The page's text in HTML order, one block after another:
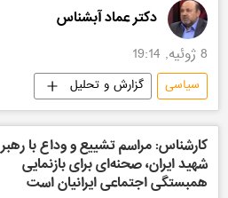
دکتر عماد آبشناس
8 ژوئیه, 19:14
سیاسی گزارش و تحلیل
کارشناس: مراسم تشییع و وداع با رهبر
شهید ایران، صحنه‌ای برای بازنمایی
همبستگی اجتماعی ایرانیان است